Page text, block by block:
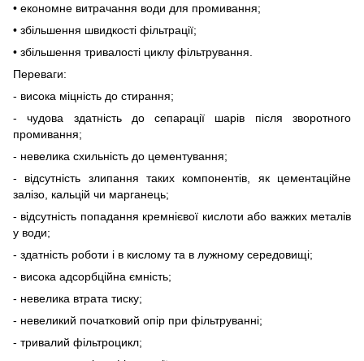
• економне витрачання води для промивання;
• збільшення швидкості фільтрації;
• збільшення тривалості циклу фільтрування.
Переваги:
- висока міцність до стирання;
- чудова здатність до сепарації шарів після зворотного
промивання;
- невелика схильність до цементування;
- відсутність злипання таких компонентів, як цементаційне
залізо, кальцій чи марганець;
- відсутність попадання кремнієвої кислоти або важких металів
у води;
- здатність роботи і в кислому та в лужному середовищі;
- висока адсорбційна ємність;
- невелика втрата тиску;
- невеликий початковий опір при фільтруванні;
- тривалий фільтроцикл;